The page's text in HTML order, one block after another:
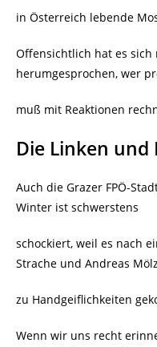
in Österreich lebende
Offensichtlich hat es sich
herumgesprochen, wer
muß mit Reaktionen
Die Linken
Auch die Grazer FPÖ-
Winter ist schwerstens
schockiert, weil es nach
Strache und Andreas
zu Handgeiflichkeiten
Wenn wir uns recht